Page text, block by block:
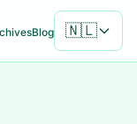
Blog 🇳🇱